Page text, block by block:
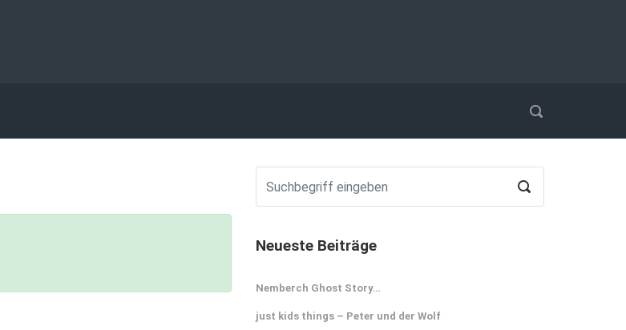
Neueste Beiträge
Nemberch Ghost Story…
just kids things – Peter und der Wolf